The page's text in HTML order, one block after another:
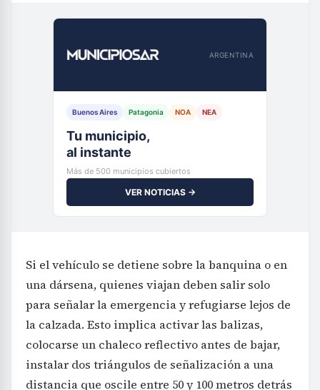
ARGENTINA
Buenos Aires Patagonia NOA NEA
Tu municipio,
al instante
Más de 500 municipios cubiertos
VER NOTICIAS →
Si el vehículo se detiene sobre la banquina o en
una dársena, quienes viajan deben salir solo
para señalar la emergencia y refugiarse lejos de
la calzada. Esto implica activar las balizas,
colocarse un chaleco reflectivo antes de bajar,
instalar dos triángulos de señalización a una
distancia que oscile entre 50 y 100 metros detrás